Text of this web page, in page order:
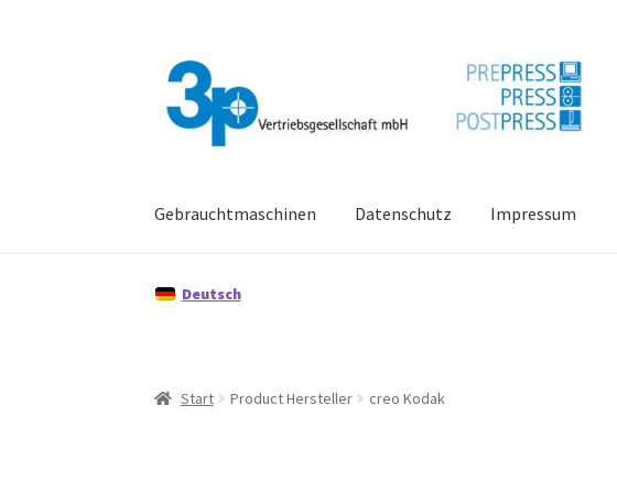
Navigation
springen
Zum
Inhalt
springen
Gebrauchtmaschinen Datenschutz Impressum
Deutsch
Start Product Hersteller creo Kodak